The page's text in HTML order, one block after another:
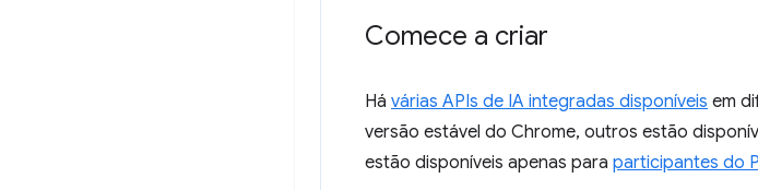
Comece a criar
Há várias APIs de IA integradas disponíveis em
versão estável do Chrome, outros estão
estão disponíveis apenas para participantes do